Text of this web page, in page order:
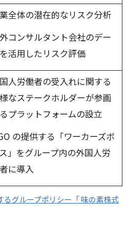
全体の潜在的なリスク分析
コンサルタント会社のデー
活用したリスク評価
人労働者の受入れに関する
なステークホルダーが参画
プラットフォームの設立
の提供する「ワーカーズボ
」をグループ内の外国人労
に導入
るグループポリシー「 味の素株式